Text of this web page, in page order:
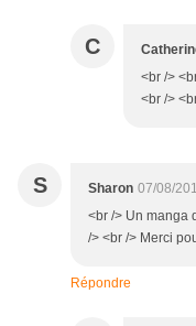
C
<br />
<br />
S Sharon 07/08/
<br /> Un manga
/> <br /> Merci
Répondre